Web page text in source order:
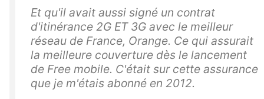
Et qu'il avait aussi signé un contrat
d'itinérance 2G ET 3G avec le meilleur
réseau de France, Orange. Ce qui assurait
la meilleure couverture dès le lancement
de Free mobile. C'était sur cette assurance
que je m'étais abonné en 2012.